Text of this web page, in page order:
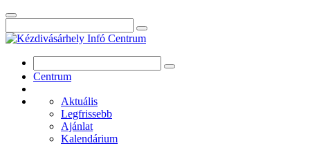
Centrum
Aktuális
Legfrissebb
Ajánlat
Kalendárium